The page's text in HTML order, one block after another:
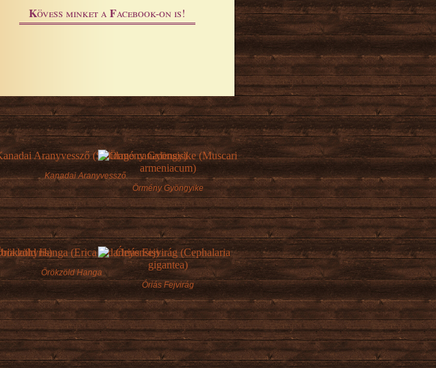
Kövess minket a Facebook-on is!
Kanadai Aranyvessző
Örmény Gyöngyike
Örökzöld Hanga
Óriás Fejvirág